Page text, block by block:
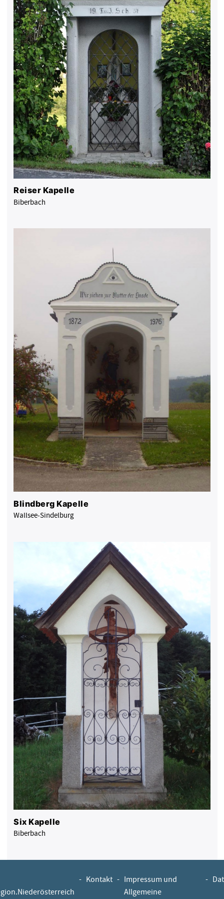
Reiser Kapelle
Biberbach
Blindberg Kapelle
Wallsee-Sindelburg
Six Kapelle
Biberbach
- Kontakt - Impressum und
Allgemeine
-